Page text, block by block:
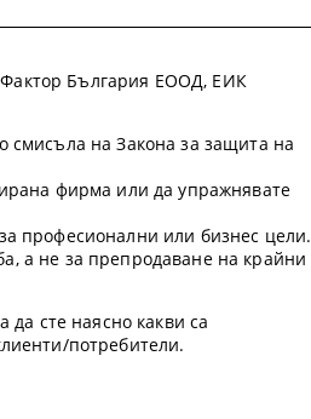
Фактор България ЕООД, ЕИК
смисъла на Закона за защита на
фирма или да упражнявате
професионални или бизнес цели.
а не за препродаване на крайни
да сте наясно какви са
потребители.